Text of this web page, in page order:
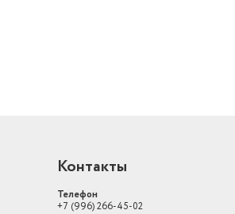
Контакты
Телефон
+7 (996) 266-45-02